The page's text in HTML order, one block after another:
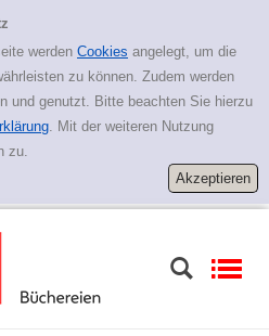
werden Cookies angelegt, um die
zu können. Zudem werden
und genutzt. Bitte beachten Sie hierzu
. Mit der weiteren Nutzung
zu.